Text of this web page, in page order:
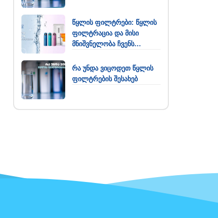
წყლის ფილტრები: წყლის
ფილტრაცია და მისი
მნიშვნელობა ჩვენს
რა უნდა ვიცოდეთ წყლის
ფილტრების შესახებ